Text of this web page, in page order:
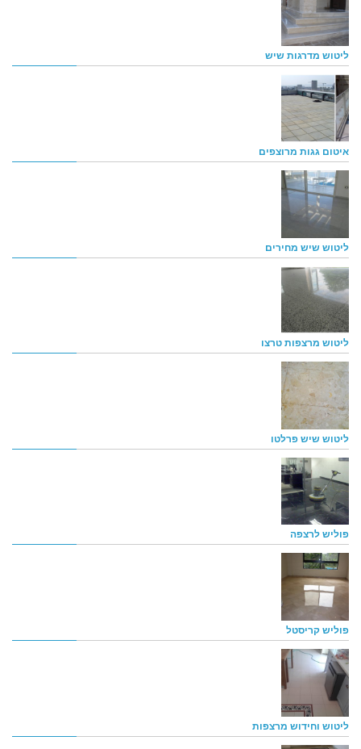
ליטוש מדרגות שיש
איטום גגות מרוצפים
ליטוש שיש מחירים
ליטוש מרצפות טרצו
ליטוש שיש פרלטו
פוליש לרצפה
פוליש קריסטל
ליטוש וחידוש מרצפות